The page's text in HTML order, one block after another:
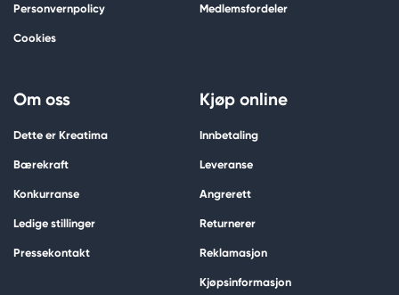
Personvernpolicy
Cookies
Medlemsfordeler
Om oss
Dette er Kreatima
Bærekraft
Konkurranse
Ledige stillinger
Pressekontakt
Kjøp online
Innbetaling
Leveranse
Angrerett
Returnerer
Reklamasjon
Kjøpsinformasjon